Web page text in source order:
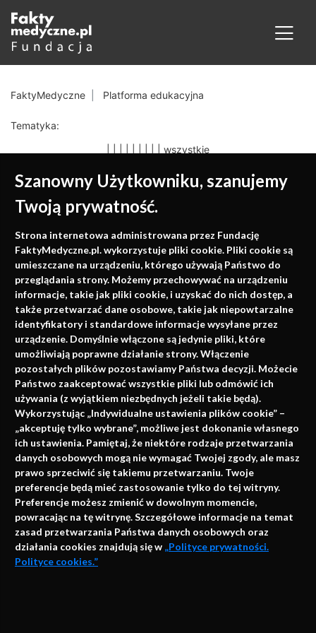
Szanowny Użytkowniku, szanujemy
Twoją prywatność.
Strona internetowa administrowana przez Fundację
FaktyMedyczne.pl. wykorzystuje pliki cookie. Pliki cookie są
umieszczane na urządzeniu, którego używają Państwo do
przeglądania strony. Możemy przechowywać na urządzeniu
informacje, takie jak pliki cookie, i uzyskać do nich dostęp, a
także przetwarzać dane osobowe, takie jak niepowtarzalne
identyfikatory i standardowe informacje wysyłane przez
urządzenie. Domyślnie włączone są jedynie pliki, które
umożliwiają poprawne działanie strony. Włączenie
pozostałych plików pozostawiamy Państwa decyzji. Możecie
Państwo zaakceptować wszystkie pliki lub odmówić ich
używania (z wyjątkiem niezbędnych jeżeli takie będą).
Wykorzystując „Indywidualne ustawienia plików cookie” –
„akceptuję tylko wybrane”, możliwe jest dokonanie własnego
ich ustawienia. Pamiętaj, że niektóre rodzaje przetwarzania
danych osobowych mogą nie wymagać Twojej zgody, ale masz
prawo sprzeciwić się takiemu przetwarzaniu. Twoje
preferencje będą mieć zastosowanie tylko do tej witryny.
Preferencje możesz zmienić w dowolnym momencie,
powracając na tę witrynę. Szczegółowe informacje na temat
zasad przetwarzania Państwa danych osobowych oraz
działania cookies znajdują się w „Polityce prywatności.
Polityce cookies.”
FaktyMedyczne Platforma edukacyjna
Tematyka:
wszystkie
Medycyna oparta na
faktach
Konferencje, szkolenia, e-learning, wydawnictwo
Napisz do nas
info@faktymedyczne.pl
ul. Towarowa 2
43-460 Wisła
Redakcja medyczna:
ul. Wolności 338b